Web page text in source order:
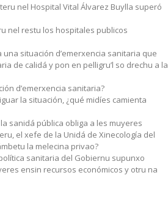
nel Hospital Vital Álvarez Buylla superó
nel restu los hospitales publicos
situación d’emerxencia sanitaria que
de calidá y pon en pelligru’l so drechu a la
d’emerxencia sanitaria?
la situación, ¿qué midíes camienta
sanidá pública obliga a les muyeres
el xefe de la Unidá de Xinecología del
la melecina privao?
sanitaria del Gobiernu supunxo
ensin recursos económicos y otru na